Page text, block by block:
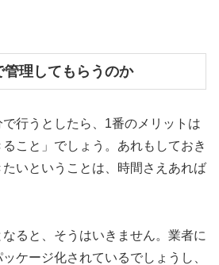
理してもらうのか
行うとしたら、1番のメリットは
ること」でしょう。あれもしておき
いということは、時間さえあれば
ると、そうはいきません。業者に
ケージ化されているでしょうし、